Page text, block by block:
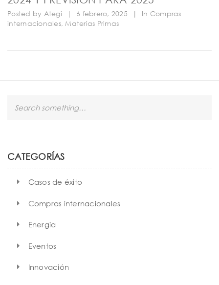
Posted by Ategi | 6 febrero, 2025 | In Compras
internacionales, Materias Primas
h
CATEGORÍAS
Casos de éxito
Compras internacionales
Energía
Eventos
Innovación